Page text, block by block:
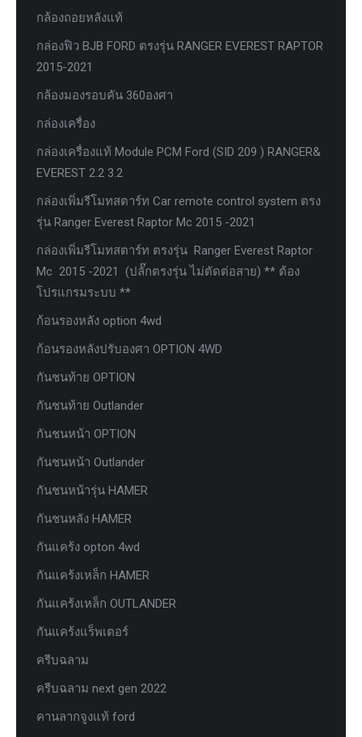
กล้องถอยหลังแท้
กล่องฟิว BJB FORD ตรงรุ่น RANGER EVEREST RAPTOR
2015-2021
กล้องมองรอบคัน 360องศา
กล่องเครื่อง
กล่องเครื่องแท้ Module PCM Ford (SID 209 ) RANGER&
EVEREST 2.2 3.2
กล่องเพิ่มรีโมทสตาร์ท Car remote control system ตรง
รุ่น Ranger Everest Raptor Mc 2015 -2021
กล่องเพิ่มรีโมทสตาร์ท ตรงรุ่น Ranger Everest Raptor
Mc 2015 -2021 (ปลั๊กตรงรุ่น ไม่ตัดต่อสาย) ** ต้อง
โปรแกรมระบบ **
ก้อนรองหลัง option 4wd
ก้อนรองหลังปรับองศา OPTION 4WD
กันชนท้าย OPTION
กันชนท้าย Outlander
กันชนหน้า OPTION
กันชนหน้า Outlander
กันชนหน้ารุ่น HAMER
กันชนหลัง HAMER
กันแคร้ง opton 4wd
กันแคร้งเหล็ก HAMER
กันแคร้งเหล็ก OUTLANDER
กันแคร้งแร็พเตอร์
ครีบฉลาม
ครีบฉลาม next gen 2022
คานลากจูงแท้ ford